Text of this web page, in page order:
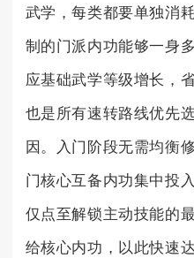
武学，每类都要单独消
制的门派内功能够一身
应基础武学等级增长，
也是所有速转路线优先
因。入门阶段无需均衡
门核心互备内功集中投
仅点至解锁主动技能的
给核心内功，以此快速